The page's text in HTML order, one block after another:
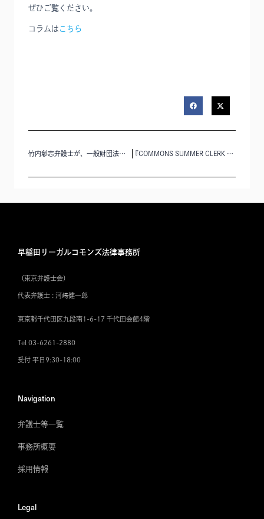
ぜひご覧ください。
コラムは こちら
竹内彰志弁護士が、一般財団法人横浜総合医学振興財団評議員に就任しました。 『COMMONS SUMMER CLERK 2024』（令和6年度司法試験受験生対象）の参加者を募集いたします。
早稲田リーガルコモンズ法律事務所
（東京弁護士会）
代表弁護士 : 河﨑健一郎
東京都千代田区九段南1-6-17 千代田会館4階
Tel 03-6261-2880
受付 平日9:30-18:00
Navigation
弁護士等一覧
事務所概要
採用情報
Legal